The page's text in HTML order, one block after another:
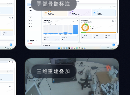
手部骨骼标注
三维重建叠加